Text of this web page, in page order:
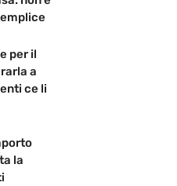
per il
a
ce li
la